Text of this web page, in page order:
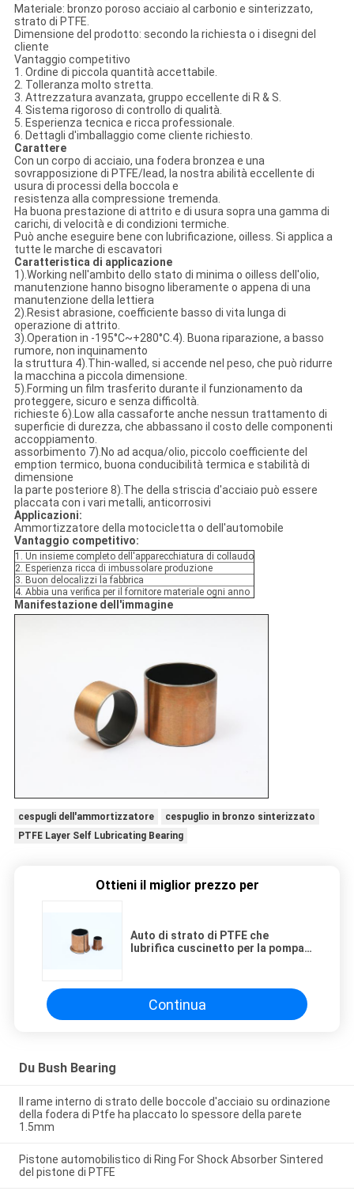
Materiale: bronzo poroso acciaio al carbonio e sinterizzato,
strato di PTFE.
Dimensione del prodotto: secondo la richiesta o i disegni del
cliente
Vantaggio competitivo
1. Ordine di piccola quantità accettabile.
2. Tolleranza molto stretta.
3. Attrezzatura avanzata, gruppo eccellente di R & S.
4. Sistema rigoroso di controllo di qualità.
5. Esperienza tecnica e ricca professionale.
6. Dettagli d'imballaggio come cliente richiesto.
Carattere
Con un corpo di acciaio, una fodera bronzea e una
sovrapposizione di PTFE/lead, la nostra abilità eccellente di
usura di processi della boccola e
resistenza alla compressione tremenda.
Ha buona prestazione di attrito e di usura sopra una gamma di
carichi, di velocità e di condizioni termiche.
Può anche eseguire bene con lubrificazione, oilless. Si applica a
tutte le marche di escavatori
Caratteristica di applicazione
1).Working nell'ambito dello stato di minima o oilless dell'olio,
manutenzione hanno bisogno liberamente o appena di una
manutenzione della lettiera
2).Resist abrasione, coefficiente basso di vita lunga di
operazione di attrito.
3).Operation in -195°C~+280°C.4). Buona riparazione, a basso
rumore, non inquinamento
la struttura 4).Thin-walled, si accende nel peso, che può ridurre
la macchina a piccola dimensione.
5).Forming un film trasferito durante il funzionamento da
proteggere, sicuro e senza difficoltà.
richieste 6).Low alla cassaforte anche nessun trattamento di
superficie di durezza, che abbassano il costo delle componenti
accoppiamento.
assorbimento 7).No ad acqua/olio, piccolo coefficiente del
emption termico, buona conducibilità termica e stabilità di
dimensione
la parte posteriore 8).The della striscia d'acciaio può essere
placcata con i vari metalli, anticorrosivi
Applicazioni:
Ammortizzatore della motocicletta o dell'automobile
Vantaggio competitivo:
1. Un insieme completo dell'apparecchiatura di collaudo
2. Esperienza ricca di imbussolare produzione
3. Buon delocalizzi la fabbrica
4. Abbia una verifica per il fornitore materiale ogni anno
Manifestazione dell'immagine
cespugli dell'ammortizzatore
cespuglio in bronzo sinterizzato
PTFE Layer Self Lubricating Bearing
Ottieni il miglior prezzo per
Auto di strato di PTFE che
lubrifica cuscinetto per la pompa
Continua
Du Bush Bearing
Il rame interno di strato delle boccole d'acciaio su ordinazione
della fodera di Ptfe ha placcato lo spessore della parete
1.5mm
Pistone automobilistico di Ring For Shock Absorber Sintered
del pistone di PTFE